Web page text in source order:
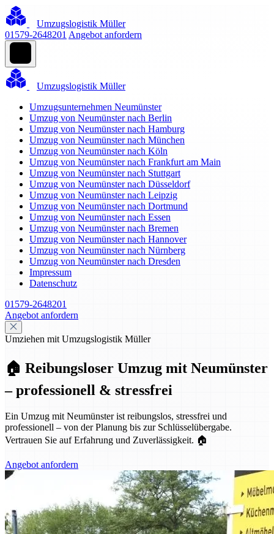
Umzugslogistik Müller
01579-2648201 Angebot anfordern
Umzugslogistik Müller
Umzugsunternehmen Neumünster
Umzug von Neumünster nach Berlin
Umzug von Neumünster nach Hamburg
Umzug von Neumünster nach München
Umzug von Neumünster nach Köln
Umzug von Neumünster nach Frankfurt am Main
Umzug von Neumünster nach Stuttgart
Umzug von Neumünster nach Düsseldorf
Umzug von Neumünster nach Leipzig
Umzug von Neumünster nach Dortmund
Umzug von Neumünster nach Essen
Umzug von Neumünster nach Bremen
Umzug von Neumünster nach Hannover
Umzug von Neumünster nach Nürnberg
Umzug von Neumünster nach Dresden
Impressum
Datenschutz
01579-2648201
Angebot anfordern
Umziehen mit Umzugslogistik Müller
🏠 Reibungsloser Umzug mit Neumünster
– professionell & stressfrei
Ein Umzug mit Neumünster ist reibungslos, stressfrei und
professionell – von der Planung bis zur Schlüsselübergabe.
Vertrauen Sie auf Erfahrung und Zuverlässigkeit. 🏠
Angebot anfordern